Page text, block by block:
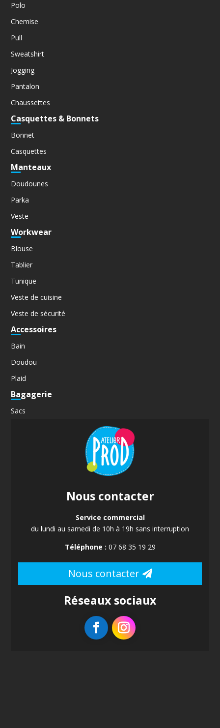
Polo
Chemise
Pull
Sweatshirt
Jogging
Pantalon
Chaussettes
Casquettes & Bonnets
Bonnet
Casquettes
Manteaux
Doudounes
Parka
Veste
Workwear
Blouse
Tablier
Tunique
Veste de cuisine
Veste de sécurité
Accessoires
Bain
Doudou
Plaid
Bagagerie
Sacs
Nous contacter
Service commercial
du lundi au samedi de 10h à 19h sans interruption
Téléphone : 07 68 35 19 29
Nous contacter
Réseaux sociaux